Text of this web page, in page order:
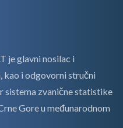
je glavni nosilac i
i odgovorni stručni
sistema zvanične statistike
Gore u međunarodnom